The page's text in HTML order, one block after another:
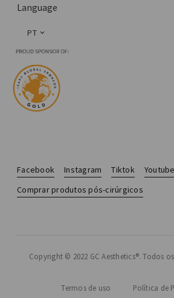
Language
PT
Facebook Instagram Tiktok Youtube
Comprar produtos pós-cirúrgicos
Copyright © 2022 GC Aesthetics®. Todos
Termos de uso Política de